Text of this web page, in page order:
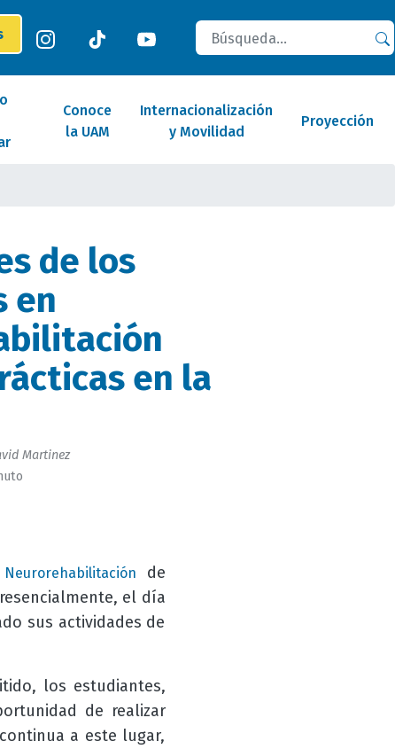
Buscar
Conoce
la UAM
Internacionalización
y Movilidad
Proyección
de los
en
en la
Martinez
de
el día
sus actividades de
los estudiantes,
de realizar
a este lugar,